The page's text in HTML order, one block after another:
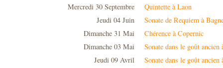
Mercredi 30 Septembre
Quintette à Laon
Jeudi 04 Juin
Sonate de Requiem à
Dimanche 31 Mai
Chérence à Copernic
Dimanche 03 Mai
Sonate dans le goût ancien
Jeudi 09 Avril
Sonate dans le goût ancien